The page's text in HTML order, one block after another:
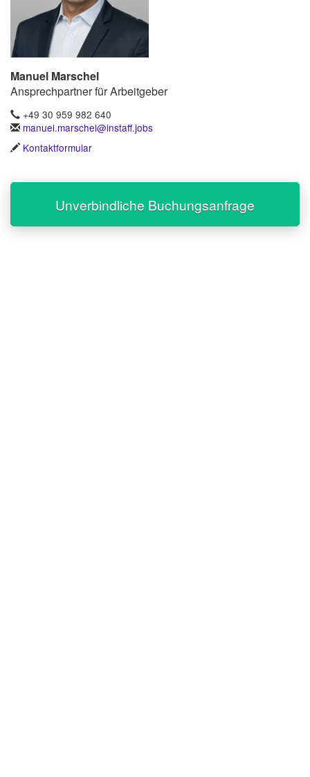
Manuel Marschel
Ansprechpartner für Arbeitgeber
+49 30 959 982 640
manuel.marschel@instaff.jobs
Kontaktformular
Unverbindliche Buchungsanfrage